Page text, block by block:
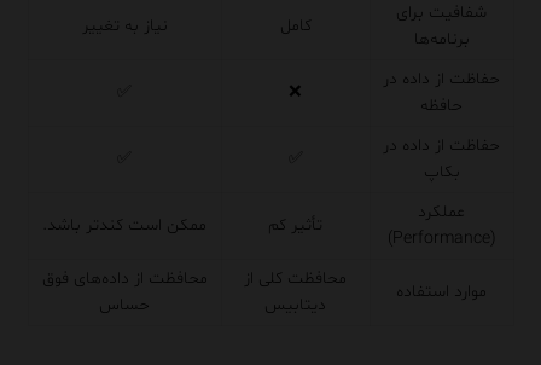
شفافیت برای
برنامه‌ها
کامل نیاز به تغییر
حفاظت از داده در
حافظه
❌
حفاظت از داده در
بکاپ
عملکرد
(Performance)
تأثیر کم ممکن است کندتر باشد.
موارد استفاده
محافظت کلی از
دیتابیس
محافظت از داده‌های فوق
حساس